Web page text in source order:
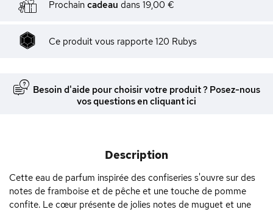
Prochain cadeau dans 19,00 €
Ce produit vous rapporte 120 Rubys
Besoin d'aide pour choisir votre produit ? Posez-nous
vos questions en cliquant ici
Description
Cette eau de parfum inspirée des confiseries s'ouvre sur des
notes de framboise et de pêche et une touche de pomme
confite. Le cœur présente de jolies notes de muguet et une